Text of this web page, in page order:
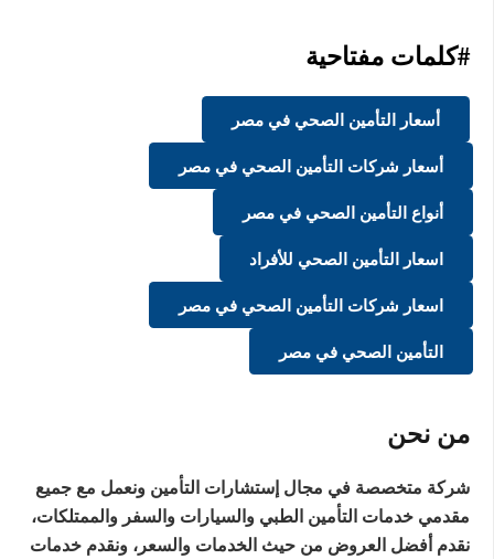
#كلمات مفتاحية
أسعار التأمين الصحي في مصر
أسعار شركات التأمين الصحي في مصر
أنواع التأمين الصحي في مصر
اسعار التأمين الصحي للأفراد
اسعار شركات التأمين الصحي في مصر
التأمين الصحي في مصر
من نحن
شركة متخصصة في مجال إستشارات التأمين ونعمل مع جميع
مقدمي خدمات التأمين الطبي والسيارات والسفر والممتلكات،
نقدم أفضل العروض من حيث الخدمات والسعر، ونقدم خدمات